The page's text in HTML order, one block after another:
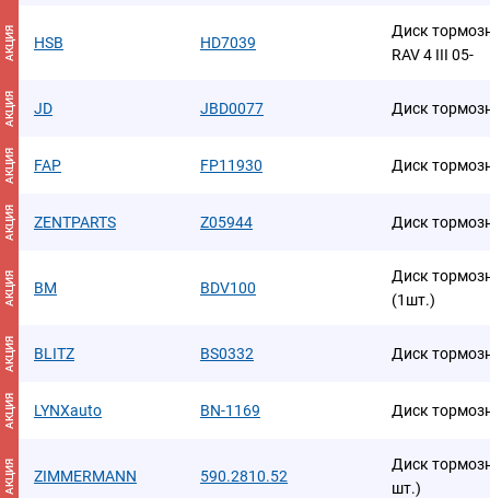
АКЦИЯ HSB HD7039
Диск
RAV 4 III 05-
АКЦИЯ JD JBD0077 Диск
АКЦИЯ FAP FP11930 Диск
АКЦИЯ ZENTPARTS Z05944 Диск
АКЦИЯ BM BDV100
Диск
(1шт.)
АКЦИЯ BLITZ BS0332 Диск
АКЦИЯ LYNXauto BN-1169 Диск
АКЦИЯ ZIMMERMANN 590.2810.52
Диск
шт.)